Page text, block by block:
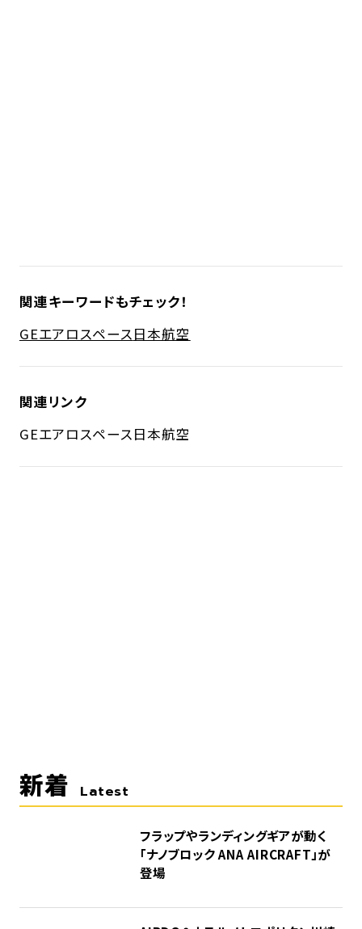
関連キーワードもチェック！
GEエアロスペース日本航空
関連リンク
GEエアロスペース日本航空
新着 Latest
フラップやランディングギアが動く
「ナノブロック ANA AIRCRAFT」が
登場